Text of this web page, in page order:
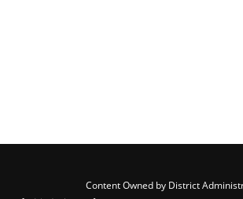
Content Owned by District